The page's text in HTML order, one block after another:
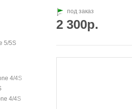
5/5S
4/4S
4/4S
под заказ
2 300р.